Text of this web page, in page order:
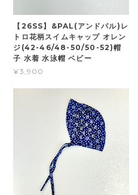
【26SS】&PAL(アンドパル)レ
トロ花柄スイムキャップ オレン
ジ(42-46/48-50/50-52)帽
子 水着 水泳帽 ベビー
¥3,900